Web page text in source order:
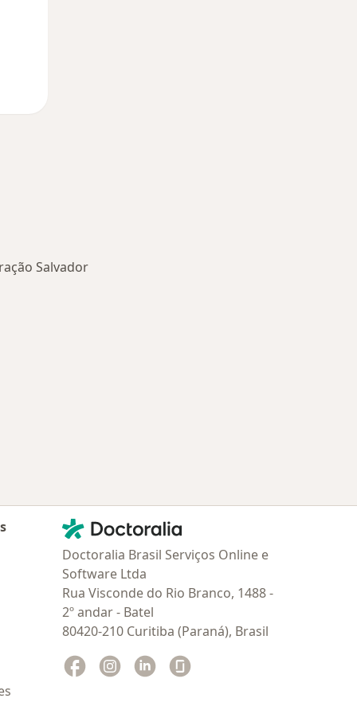
Salvador
Contato
Doctoralia - Homepage
Doctoralia Brasil Serviços Online e
Software Ltda
Rua Visconde do Rio Branco, 1488 -
2º andar - Batel
80420-210 Curitiba (Paraná), Brasil
Facebook
abre num novo separador
Instagram
abre num novo separador
Linkedin
abre num novo separador